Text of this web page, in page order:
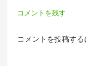
コメントを残す
コメントを投稿する